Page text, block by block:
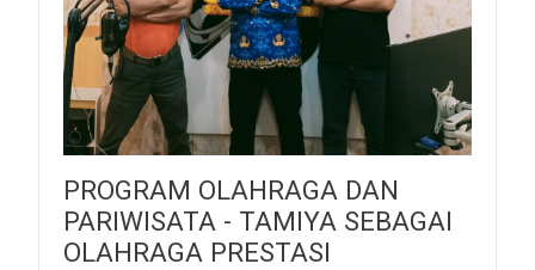
PROGRAM OLAHRAGA DAN
PARIWISATA - TAMIYA SEBAGAI
OLAHRAGA PRESTASI